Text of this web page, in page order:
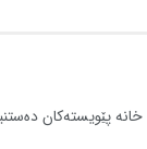
خانە پێویستەکان